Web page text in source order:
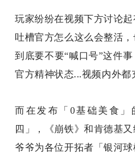
玩家纷纷在视频下方讨论
吐槽官方怎么这么会整活
到底要不要“喊口号”这件
官方精神状态...视频内外都
而在发布「0基础美食」
四」，《崩铁》和肯德基
爷爷为各位开拓者「银河